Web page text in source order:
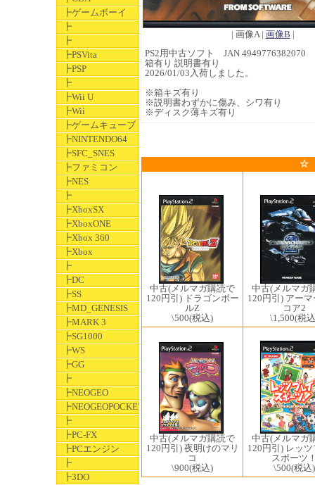
┣ゲームボーイ
┣
┣
┣PSVita
┣PSP
┣
┣Wii U
┣Wii
┣ゲームキューブ
┣NINTENDO64
┣SFC_SNES
┣ファミコン
┣NES
┣
┣XboxSX
┣XboxONE
┣Xbox 360
┣Xbox
┣
┣DC
┣SS
┣MD_GENESIS
┣MARK 3
┣SG1000
┣WS
┣GG
┣
┣NEOGEO
┣NEOGEOPOCKET
┣
┣PC-FX
┣PCエンジン
┣
┣3DO
| 画像A | 画像B |
PS2用中古ソフト JAN 4949776382070
箱有り 説明書有り
2026/01/03入荷しました。
※箱キズ有り
※説明書わずかに傷み、シワ有り
※ディスク薄キズ有り
☆
中古(メルマガ購読で
120円引) ドラゴンボー
ルZ
\500(税込)
中古(メルマガ
120円引) アー
コア2
\1,500(税
中古(メルマガ購読で
120円引) 夜明けのマリ
コ
\900(税込)
中古(メルマガ
120円引) レッ
スポーツ
\500(税込)